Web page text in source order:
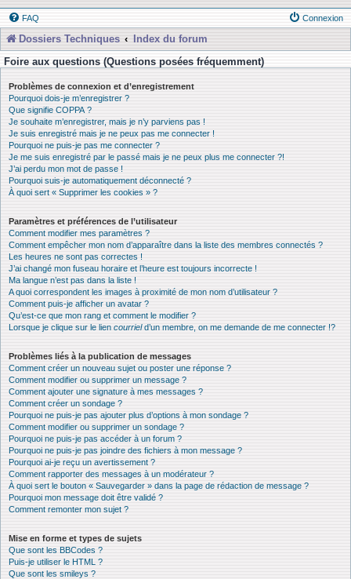
FAQ Connexion
Dossiers Techniques
Index du forum
Foire aux questions (Questions posées fréquemment)
Problèmes de connexion et d’enregistrement
Pourquoi dois-je m’enregistrer ?
Que signifie COPPA ?
Je souhaite m’enregistrer, mais je n’y parviens pas !
Je suis enregistré mais je ne peux pas me connecter !
Pourquoi ne puis-je pas me connecter ?
Je me suis enregistré par le passé mais je ne peux plus me connecter ?!
J’ai perdu mon mot de passe !
Pourquoi suis-je automatiquement déconnecté ?
À quoi sert « Supprimer les cookies » ?
Paramètres et préférences de l’utilisateur
Comment modifier mes paramètres ?
Comment empêcher mon nom d’apparaître dans la liste des membres connectés ?
Les heures ne sont pas correctes !
J’ai changé mon fuseau horaire et l’heure est toujours incorrecte !
Ma langue n’est pas dans la liste !
A quoi correspondent les images à proximité de mon nom d’utilisateur ?
Comment puis-je afficher un avatar ?
Qu’est-ce que mon rang et comment le modifier ?
Lorsque je clique sur le lien courrield’un membre, on me demande de me connecter !?
Problèmes liés à la publication de messages
Comment créer un nouveau sujet ou poster une réponse ?
Comment modifier ou supprimer un message ?
Comment ajouter une signature à mes messages ?
Comment créer un sondage ?
Pourquoi ne puis-je pas ajouter plus d’options à mon sondage ?
Comment modifier ou supprimer un sondage ?
Pourquoi ne puis-je pas accéder à un forum ?
Pourquoi ne puis-je pas joindre des fichiers à mon message ?
Pourquoi ai-je reçu un avertissement ?
Comment rapporter des messages à un modérateur ?
À quoi sert le bouton « Sauvegarder » dans la page de rédaction de message ?
Pourquoi mon message doit être validé ?
Comment remonter mon sujet ?
Mise en forme et types de sujets
Que sont les BBCodes ?
Puis-je utiliser le HTML ?
Que sont les smileys ?